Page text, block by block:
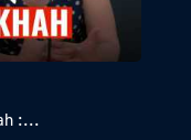
:...